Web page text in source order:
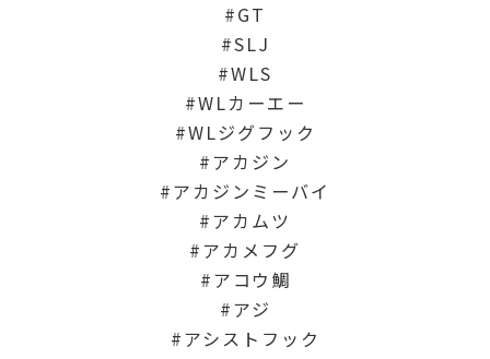
GT
SLJ
WLS
WLカーエー
WLジグフック
アカジン
アカジンミーバイ
アカムツ
アカメフグ
アコウ鯛
アジ
アシストフック